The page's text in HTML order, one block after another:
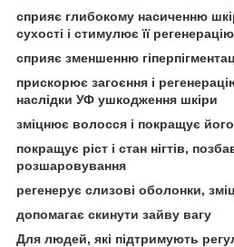
сприяє глибокому насиченню
сухості і стимулює її регенерацію
сприяє зменшенню
прискорює загоєння і
наслідки УФ ушкодження шкіри
зміцнює волосся і покращує
покращує ріст і стан нігтів,
розшаровування
регенерує слизові оболонки,
допомагає скинути зайву вагу
Для людей, які підтримують